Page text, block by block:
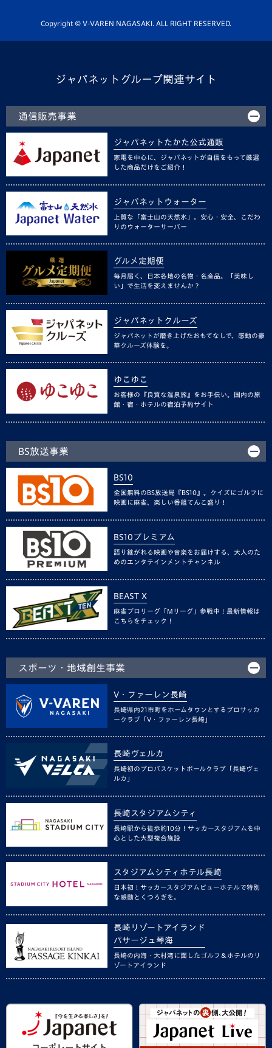
ホームタウン活動
Copyright © V-VAREN NAGASAKI. ALL RIGHT RESERVED.
ジャパネットグループ関連サイト
通信販売事業
ジャパネットたかた公式通販
家電を中心に、ジャパネットが自信をもって厳選
した商品だけをご紹介！
ジャパネットウォーター
上質な「富士山の天然水」。安心・安全、こだわ
りのウォーターサーバー
グルメ定期便
毎月届く、日本各地の名物・名産品。「美味し
い」で生活を変えませんか？
ジャパネットクルーズ
ジャパネットが磨き上げたおもてなしで、感動の豪
華クルーズ体験を。
ゆこゆこ
お客様の『良質な温泉旅』をお手伝い。国内の旅
館・宿・ホテルの宿泊予約サイト
BS放送事業
BS10
全国無料のBS放送局『BS10』。クイズにゴルフに
映画に麻雀、楽しい番組てんこ盛り！
BS10プレミアム
語り継がれる映画や音楽をお届けする、大人のた
めのエンタテインメントチャンネル
BEAST X
麻雀プロリーグ「Mリーグ」参戦中！最新情報は
こちらをチェック！
スポーツ・地域創生事業
V・ファーレン長崎
長崎県内21市町をホームタウンとするプロサッカ
ークラブ「V・ファーレン長崎」
長崎ヴェルカ
長崎初のプロバスケットボールクラブ「長崎ヴェ
ルカ」
長崎スタジアムシティ
長崎駅から徒歩約10分！サッカースタジアムを中
心とした大型複合施設
スタジアムシティホテル長崎
日本初！サッカースタジアムビューホテルで特別
な感動とくつろぎを。
長崎リゾートアイランド
パサージュ琴海
長崎の内海・大村湾に面したゴルフ＆ホテルのリ
ゾートアイランド